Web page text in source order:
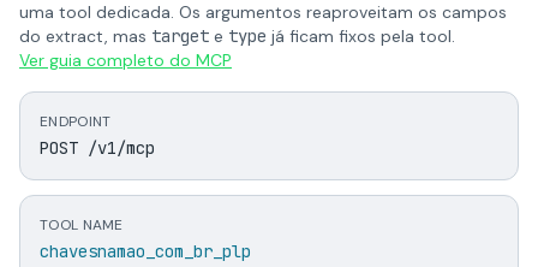
uma tool dedicada. Os argumentos reaproveitam os campos
do extract, mas target e type já ficam fixos pela tool.
Ver guia completo do MCP
ENDPOINT
POST /v1/mcp
TOOL NAME
chavesnamao_com_br_plp